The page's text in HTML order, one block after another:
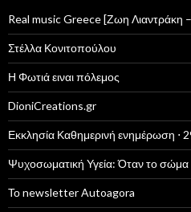
Real music Greece [Ζωη Λιαντράκη
Στέλλα Κονιτοπούλου
Η Φωτιά ειναι πόλεμος
DioniCreations.gr
Εκκλησία Καθημερινή ενημέρωση ⋅
Ψυχοσωματική Υγεία: Όταν το σώμα
Το newsletter Autoagora